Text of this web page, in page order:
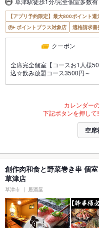
【アプリ予約限定】最大800ポイント還
ポイントプラス対象店
適格請求
クーポン
全席完全個室【コースお1人様
込☆飲み放題コース3500円～
カレンダー
下記ボタンを押して
空席
創作肉和食と野菜巻き串 個
草津店
草津市 居酒屋